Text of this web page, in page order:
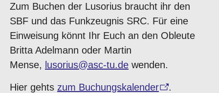
Zum Buchen der Lusorius braucht ihr den
SBF und das Funkzeugnis SRC. Für eine
Einweisung könnt Ihr Euch an den Obleute
Britta Adelmann oder Martin
Mense, lusorius@asc-tu.de wenden.
Hier gehts zum Buchungskalender .